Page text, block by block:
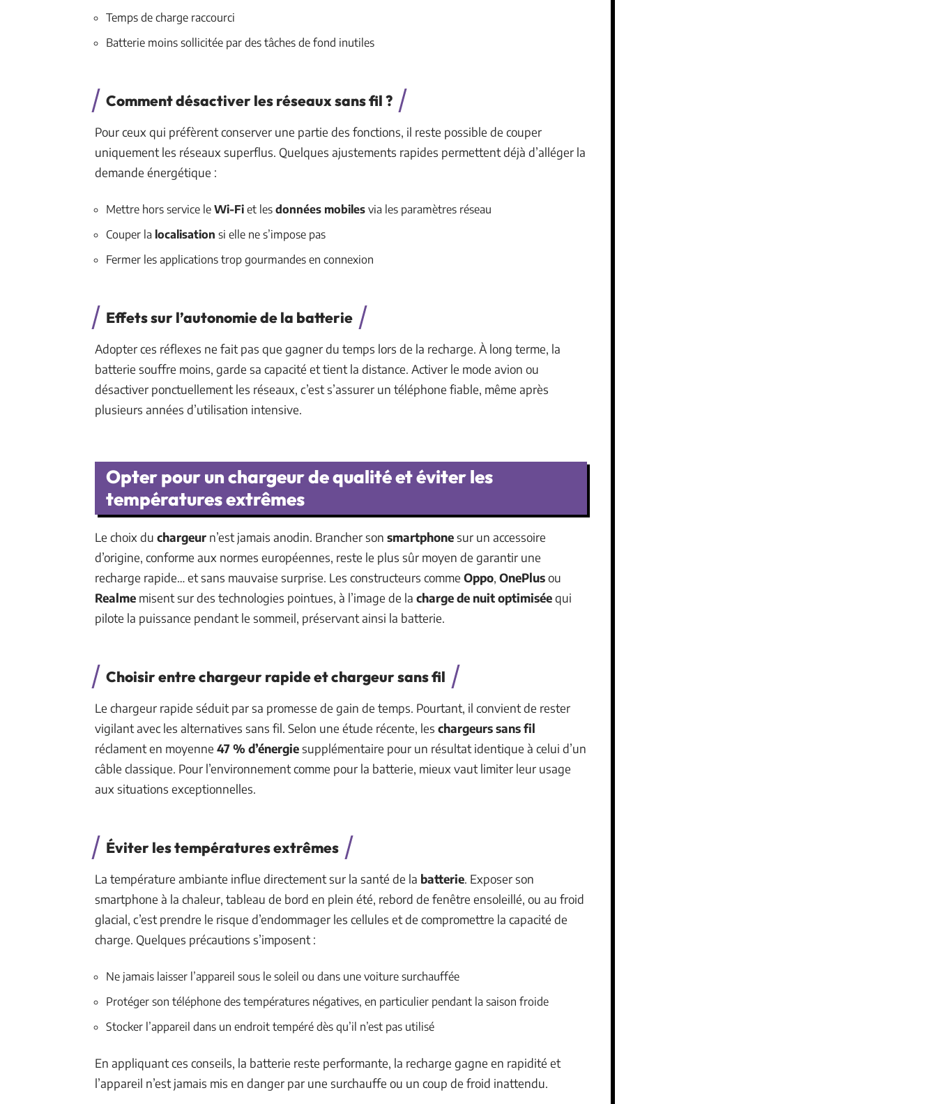
Temps de charge raccourci
Batterie moins sollicitée par des tâches de fond inutiles
Comment désactiver les réseaux sans fil ?
Pour ceux qui préfèrent conserver une partie des fonctions, il reste possible de couper
uniquement les réseaux superflus. Quelques ajustements rapides permettent déjà d’alléger la
demande énergétique :
Mettre hors service le Wi-Fi et les données mobiles via les paramètres réseau
Couper la localisation si elle ne s’impose pas
Fermer les applications trop gourmandes en connexion
Effets sur l’autonomie de la batterie
Adopter ces réflexes ne fait pas que gagner du temps lors de la recharge. À long terme, la
batterie souffre moins, garde sa capacité et tient la distance. Activer le mode avion ou
désactiver ponctuellement les réseaux, c’est s’assurer un téléphone fiable, même après
plusieurs années d’utilisation intensive.
Opter pour un chargeur de qualité et éviter les
températures extrêmes
Le choix du chargeur n’est jamais anodin. Brancher son smartphonesur un accessoire
d’origine, conforme aux normes européennes, reste le plus sûr moyen de garantir une
recharge rapide… et sans mauvaise surprise. Les constructeurs comme Oppo, OnePlusou
Realme misent sur des technologies pointues, à l’image de la charge de nuit optimiséequi
pilote la puissance pendant le sommeil, préservant ainsi la batterie.
Choisir entre chargeur rapide et chargeur sans fil
Le chargeur rapide séduit par sa promesse de gain de temps. Pourtant, il convient de rester
vigilant avec les alternatives sans fil. Selon une étude récente, les chargeurs sans fil
réclament en moyenne 47 % d’énergiesupplémentaire pour un résultat identique à celui d’un
câble classique. Pour l’environnement comme pour la batterie, mieux vaut limiter leur usage
aux situations exceptionnelles.
Éviter les températures extrêmes
La température ambiante influe directement sur la santé de la batterie. Exposer son
smartphone à la chaleur, tableau de bord en plein été, rebord de fenêtre ensoleillé, ou au froid
glacial, c’est prendre le risque d’endommager les cellules et de compromettre la capacité de
charge. Quelques précautions s’imposent :
Ne jamais laisser l’appareil sous le soleil ou dans une voiture surchauffée
Protéger son téléphone des températures négatives, en particulier pendant la saison froide
Stocker l’appareil dans un endroit tempéré dès qu’il n’est pas utilisé
En appliquant ces conseils, la batterie reste performante, la recharge gagne en rapidité et
l’appareil n’est jamais mis en danger par une surchauffe ou un coup de froid inattendu.